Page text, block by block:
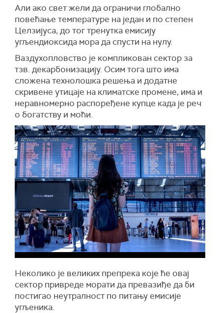
Али ако свет жели да ограничи глобално
повећање температуре на један и по степен
Целзијуса, до тог тренутка емисију
угљендиоксида мора да спусти на нулу.
Ваздухопловство је компликован сектор за
тзв. декарбонизацију. Осим тога што има
сложена технолошка решења и додатне
скривене утицаје на климатске промене, има и
неравномерно распоређене купце када је реч
о богатству и моћи.
Неколико је великих препрека које ће овај
сектор привреде морати да превазиђе да би
постигао неутралност по питању емисије
угљеника.